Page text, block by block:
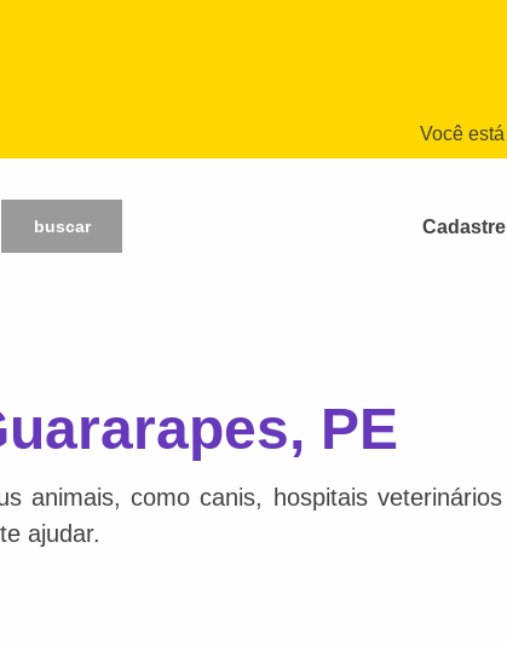
Você
buscar
PE
animais, como canis, hospitais
ajudar.